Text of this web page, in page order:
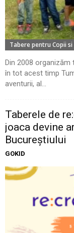
Tabere pentru Copii
Din 2008
în tot acest timp
aventurii, al...
Taberele de
joaca devine
Bucureștiului
GOKID